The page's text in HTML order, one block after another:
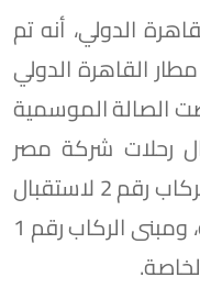
الدولي، أنه تم
القاهرة الدولي
الصالة الموسمية
رحلات شركة مصر
للطيران، بينما تم تخصيص مبنى الركاب رقم 2 لاستقبال
رحلات الخطوط الجوية السعودية، ومبنى الركاب رقم 1